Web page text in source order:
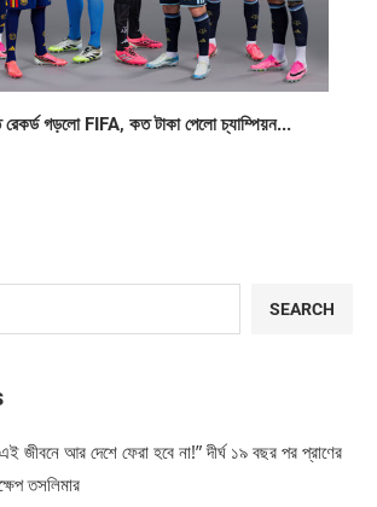
রেকর্ড গড়লো FIFA, কত টাকা পেলো চ্যাম্পিয়ন...
SEARCH
আর দেশে ফেরা হবে না!” দীর্ঘ ১৯ বছর পর প্রাণের
তসলিমার